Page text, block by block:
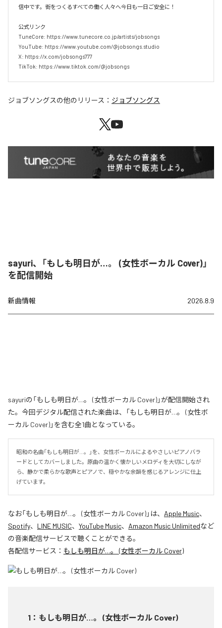
信中です。街をつくるすべての働く人々へ今日も一日ご安全に！
公式リンク
TuneCore: https://www.tunecore.co.jp/artists/jobsongs
YouTube: https://www.youtube.com/@jobsongs.studio
X: https://x.com/jobsongs777
TikTok: https://www.tiktok.com/@jobsongs
ジョブソングスの他のリリース： ジョブソングス
sayuri、「もしも明日が…。 (女性ボーカル Cover)」
を配信開始
新曲情報 2026.8.9
sayuriの「もしも明日が…。 (女性ボーカル Cover)」が配信開始され
た。今回デジタル配信された楽曲は、「もしも明日が…。 (女性ボ
ーカル Cover)」を含む全1曲となっている。
昭和の名曲「もしも明日が…。」を、女性ボーカルによるやさしいピアノバラ
ードとしてカバーしました。原曲の温かく懐かしいメロディを大切にしなが
ら、静かで柔らかな歌声とピアノで、穏やかな余韻を感じるアレンジに仕上
げています。
なお「もしも明日が…。 (女性ボーカル Cover)」は、 Apple Music、
Spotify、 LINE MUSIC、 YouTube Music、 Amazon Music Unlimitedなど
の音楽配信サービスで聴くことができる。
各配信サービス： もしも明日が…。 (女性ボーカル Cover)
1 ： もしも明日が…。 (女性ボーカル Cover)